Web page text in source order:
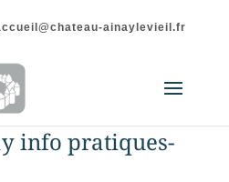
ainaylevieil.fr
info pratiques-